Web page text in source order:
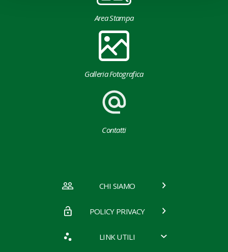
Area Stampa
Galleria Fotografica
Contatti
CHI SIAMO
POLICY PRIVACY
LINK UTILI